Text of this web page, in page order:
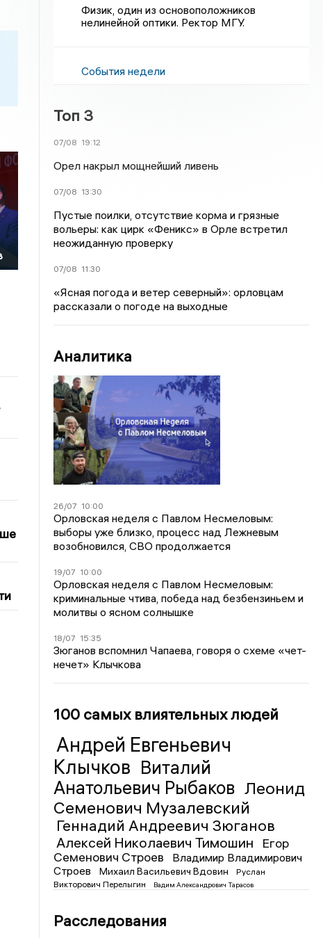
Физик, один из основоположников
нелинейной оптики. Ректор МГУ.
События недели
Топ 3
07/08 19:12
Орел накрыл мощнейший ливень
07/08 13:30
Пустые поилки, отсутствие корма и грязные
вольеры: как цирк «Феникс» в Орле встретил
неожиданную проверку
07/08 11:30
«Ясная погода и ветер северный»: орловцам
рассказали о погоде на выходные
Аналитика
26/07 10:00
Орловская неделя с Павлом Несмеловым:
выборы уже близко, процесс над Лежневым
возобновился, СВО продолжается
19/07 10:00
Орловская неделя с Павлом Несмеловым:
криминальные чтива, победа над безбензиньем и
молитвы о ясном солнышке
18/07 15:35
Зюганов вспомнил Чапаева, говоря о схеме «чет-
нечет» Клычкова
100 самых влиятельных людей
Андрей Евгеньевич
Клычков Виталий
Анатольевич Рыбаков Леонид
Семенович Музалевский
Геннадий Андреевич Зюганов
Алексей Николаевич Тимошин
Егор
Семенович Строев
Владимир Владимирович
Строев
Михаил Васильевич Вдовин
Руслан
Викторович Перелыгин
Вадим Александрович Тарасов
Расследования